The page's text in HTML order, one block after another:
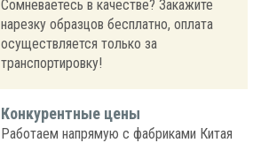
Сомневаетесь в качестве? Закажите
нарезку образцов бесплатно, оплата
осуществляется только за
транспортировку!
Конкурентные цены
Работаем напрямую с фабриками Китая